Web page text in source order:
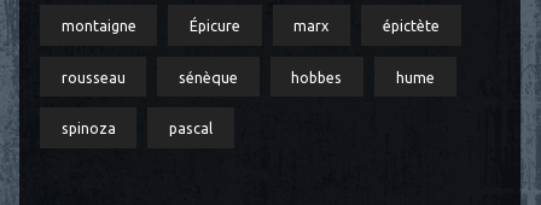
montaigne Épicure marx épictète
rousseau sénèque hobbes hume
spinoza pascal